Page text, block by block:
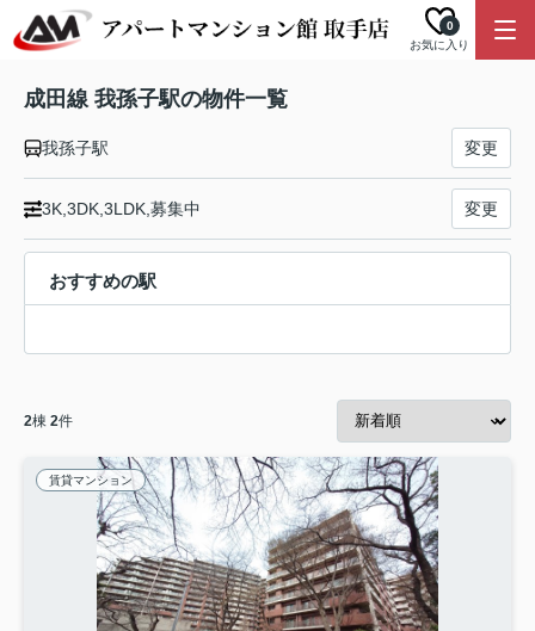
お気に入り
0
成田線 我孫子駅の物件一覧
我孫子駅 変更
3K,3DK,3LDK,募集中 変更
おすすめの駅
2棟 2件
賃貸マンション